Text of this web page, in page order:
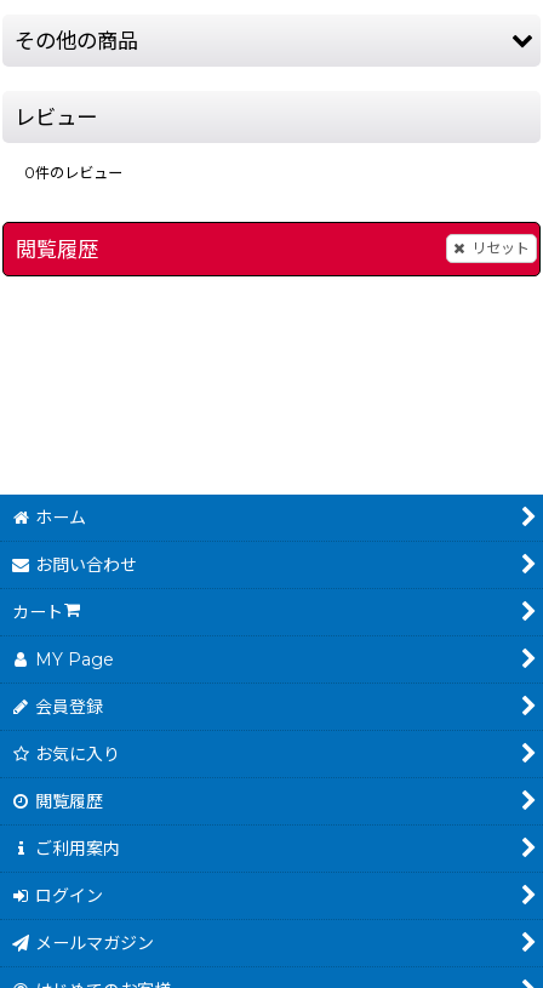
その他の商品
レビュー
0件のレビュー
閲覧履歴 リセット
ホーム
お問い合わせ
カート
MY Page
会員登録
お気に入り
閲覧履歴
ご利用案内
ログイン
メールマガジン